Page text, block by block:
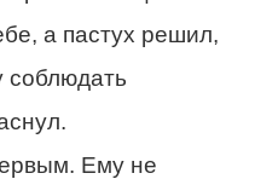
а пастух решил,
соблюдать
Ему не